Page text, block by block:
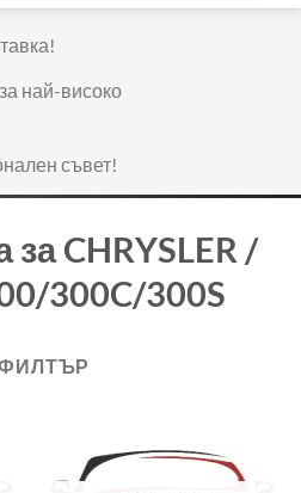
най-високо
съвет!
CHRYSLER /
300C/300S